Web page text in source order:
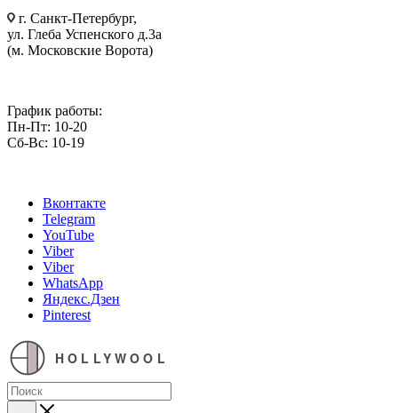
г. Санкт-Петербург,
ул. Глеба Успенского д.3а
(м. Московские Ворота)
График работы:
Пн-Пт: 10-20
Сб-Вс: 10-19
Вконтакте
Telegram
YouTube
Viber
Viber
WhatsApp
Яндекс.Дзен
Pinterest
HOLLYWOOL